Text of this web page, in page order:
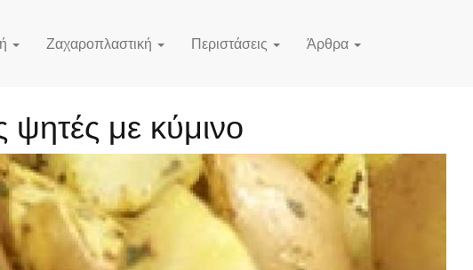
Ζαχαροπλαστική Περιστάσεις Άρθρα
ψητές με κύμινο